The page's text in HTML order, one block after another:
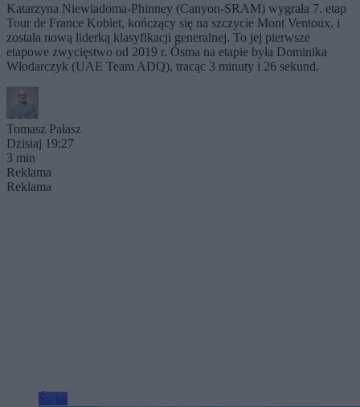
Katarzyna Niewiadoma-Phinney (Canyon-SRAM) wygrała 7. etap
Tour de France Kobiet, kończący się na szczycie Mont Ventoux, i
została nową liderką klasyfikacji generalnej. To jej pierwsze
etapowe zwycięstwo od 2019 r. Ósma na etapie była Dominika
Włodarczyk (UAE Team ADQ), tracąc 3 minuty i 26 sekund.
Tomasz Pałasz
Dzisiaj 19:27
3 min
Reklama
Reklama